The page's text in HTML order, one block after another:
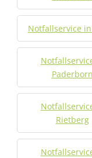
Notfallservice
Paderborn
Rietberg